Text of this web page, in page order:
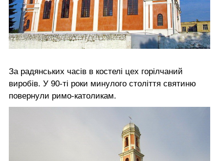
За радянських часів в костелі цех горілчаний
виробів. У 90-ті роки минулого століття святиню
повернули римо-католикам.